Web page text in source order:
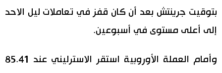
إعلان
بتوقيت جرينتش بعد أن كان قفز في تعاملات ليل الاحد
إلى أعلى مستوى في أسبوعين.
وأمام العملة الأوروبية استقر الاسترليني عند 85.41